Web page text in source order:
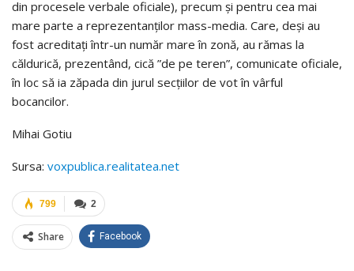
din procesele verbale oficiale), precum și pentru cea mai
mare parte a reprezentanților mass-media. Care, deși au
fost acreditați într-un număr mare în zonă, au rămas la
căldurică, prezentând, cică ”de pe teren”, comunicate oficiale,
în loc să ia zăpada din jurul secțiilor de vot în vârful
bocancilor.
Mihai Gotiu
Sursa: voxpublica.realitatea.net
2
799
Share Facebook